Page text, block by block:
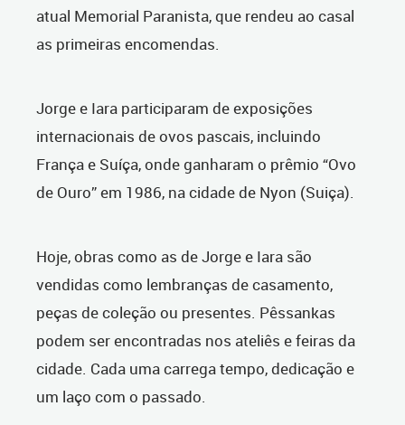
atual Memorial Paranista, que rendeu ao casal
as primeiras encomendas.
Jorge e Iara participaram de exposições
internacionais de ovos pascais, incluindo
França e Suíça, onde ganharam o prêmio “Ovo
de Ouro” em 1986, na cidade de Nyon (Suiça).
Hoje, obras como as de Jorge e Iara são
vendidas como lembranças de casamento,
peças de coleção ou presentes. Pêssankas
podem ser encontradas nos ateliês e feiras da
cidade. Cada uma carrega tempo, dedicação e
um laço com o passado.